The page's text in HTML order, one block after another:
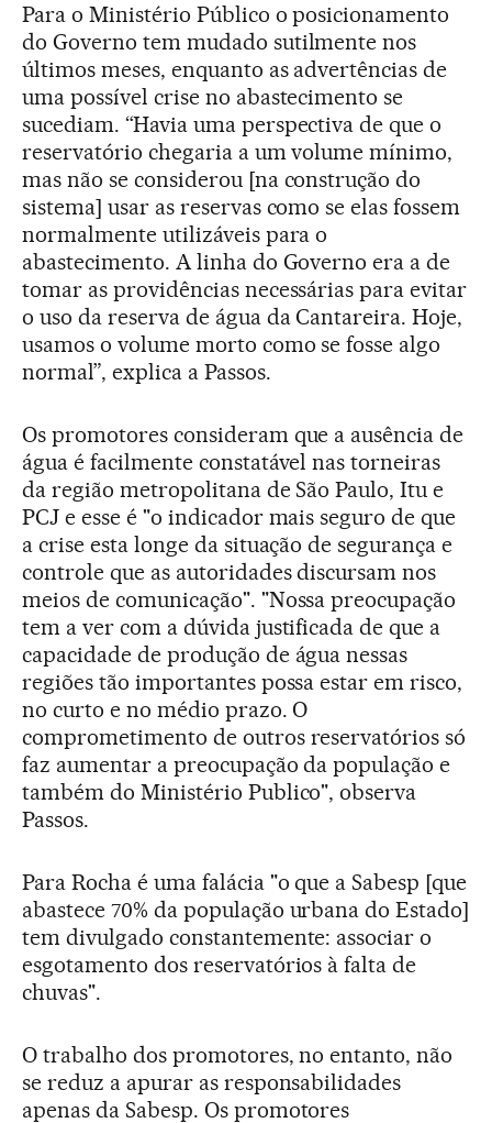
Para o Ministério Público o posicionamento
do Governo tem mudado sutilmente nos
últimos meses, enquanto as advertências de
uma possível crise no abastecimento se
sucediam. “Havia uma perspectiva de que o
reservatório chegaria a um volume mínimo,
mas não se considerou [na construção do
sistema] usar as reservas como se elas fossem
normalmente utilizáveis para o
abastecimento. A linha do Governo era a de
tomar as providências necessárias para evitar
o uso da reserva de água da Cantareira. Hoje,
usamos o volume morto como se fosse algo
normal”, explica a Passos.
Os promotores consideram que a ausência de
água é facilmente constatável nas torneiras
da região metropolitana de São Paulo, Itu e
PCJ e esse é "o indicador mais seguro de que
a crise esta longe da situação de segurança e
controle que as autoridades discursam nos
meios de comunicação". "Nossa preocupação
tem a ver com a dúvida justificada de que a
capacidade de produção de água nessas
regiões tão importantes possa estar em risco,
no curto e no médio prazo. O
comprometimento de outros reservatórios só
faz aumentar a preocupação da população e
também do Ministério Publico", observa
Passos.
Para Rocha é uma falácia "o que a Sabesp [que
abastece 70% da população urbana do Estado]
tem divulgado constantemente: associar o
esgotamento dos reservatórios à falta de
chuvas".
O trabalho dos promotores, no entanto, não
se reduz a apurar as responsabilidades
apenas da Sabesp. Os promotores